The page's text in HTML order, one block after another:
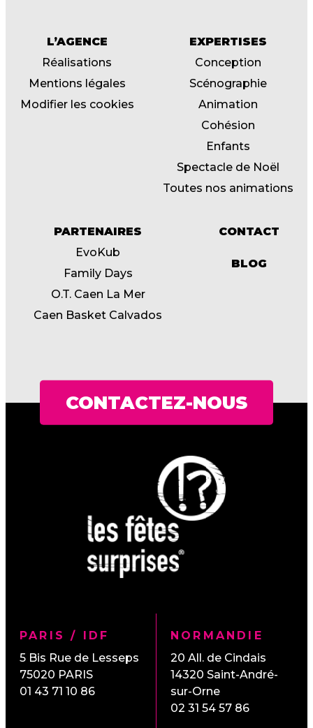
L’AGENCE
Réalisations
Mentions légales
Modifier les cookies
EXPERTISES
Conception
Scénographie
Animation
Cohésion
Enfants
Spectacle de Noël
Toutes nos animations
PARTENAIRES
EvoKub
Family Days
O.T. Caen La Mer
Caen Basket Calvados
CONTACT
BLOG
CONTACTEZ-NOUS
PARIS / IDF
5 Bis Rue de Lesseps
75020 PARIS
01 43 71 10 86
NORMANDIE
20 All. de Cindais
14320 Saint-André-
sur-Orne
02 31 54 57 86